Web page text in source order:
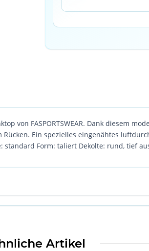
von FASPORTSWEAR. Dank diesem
Ein spezielles eingenähtes
Form: taliert Dekolte: rund, tief
Artikel